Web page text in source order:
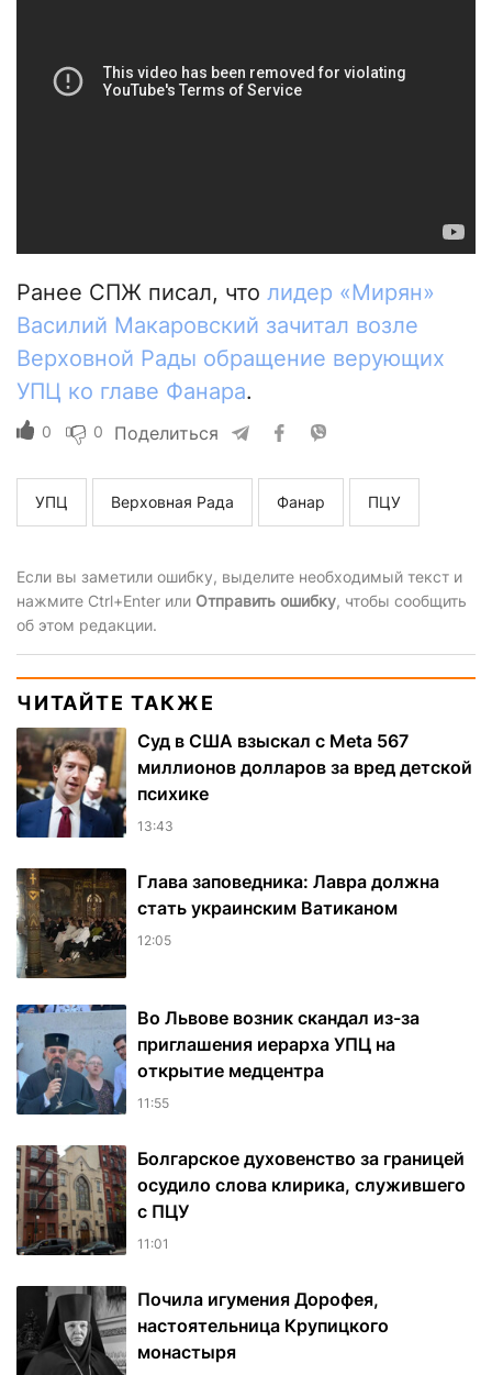
Ранее СПЖ писал, что лидер «Мирян»
Василий Макаровский зачитал возле
Верховной Рады обращение верующих
УПЦ ко главе Фанара.
0 0 Поделиться
УПЦ Верховная Рада Фанар ПЦУ
Если вы заметили ошибку, выделите необходимый текст и
нажмите Ctrl+Enter или Отправить ошибку, чтобы сообщить
об этом редакции.
ЧИТАЙТЕ ТАКЖЕ
Суд в США взыскал с Meta 567
миллионов долларов за вред детской
психике
13:43
Глава заповедника: Лавра должна
стать украинским Ватиканом
12:05
Во Львове возник скандал из-за
приглашения иерарха УПЦ на
открытие медцентра
11:55
Болгарское духовенство за границей
осудило слова клирика, служившего
с ПЦУ
11:01
Почила игумения Дорофея,
настоятельница Крупицкого
монастыря